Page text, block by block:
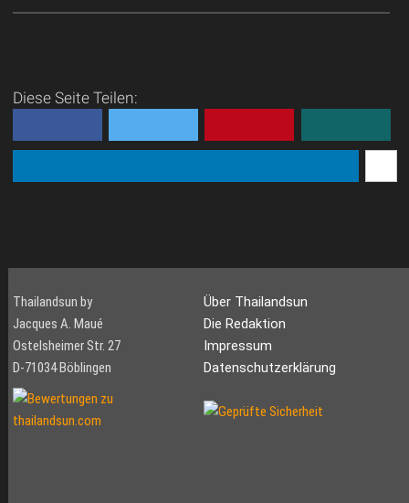
Diese Seite Teilen:
Thailandsun by
Jacques A. Maué
Ostelsheimer Str. 27
D-71034 Böblingen
Über Thailandsun
Die Redaktion
Impressum
Datenschutzerklärung